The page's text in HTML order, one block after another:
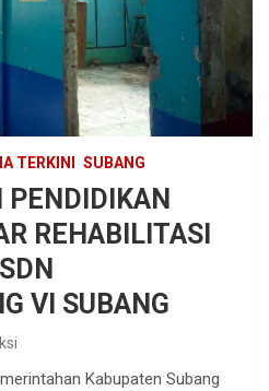
TERKINI SUBANG
PENDIDIKAN
REHABILITASI
VI SUBANG
Kabupaten Subang